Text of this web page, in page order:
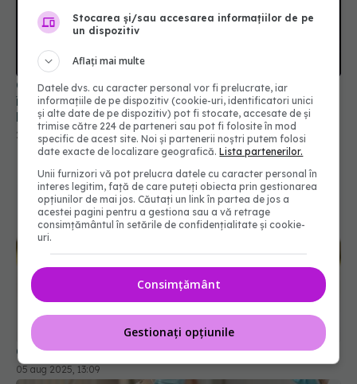
China neagă originea COVID. Dispută globală
între teoria zoonotică și ipoteza scăpării din
laborator
23 apr 2025, 22:38
Ce se întâmplă cu cei care NU au avut COVID
05 aug 2025, 13:09
Stocarea și/sau accesarea informațiilor de pe
un dispozitiv
Aflați mai multe
Datele dvs. cu caracter personal vor fi prelucrate, iar
informațiile de pe dispozitiv (cookie-uri, identificatori unici
și alte date de pe dispozitiv) pot fi stocate, accesate de și
trimise către 224 de parteneri sau pot fi folosite în mod
specific de acest site. Noi și partenerii noștri putem folosi
date exacte de localizare geografică.Lista partenerilor.
Unii furnizori vă pot prelucra datele cu caracter personal în
interes legitim, față de care puteți obiecta prin gestionarea
opțiunilor de mai jos. Căutați un link în partea de jos a
acestei pagini pentru a gestiona sau a vă retrage
consimțământul în setările de confidențialitate și cookie-
uri.
Consimțământ
Gestionați opțiunile